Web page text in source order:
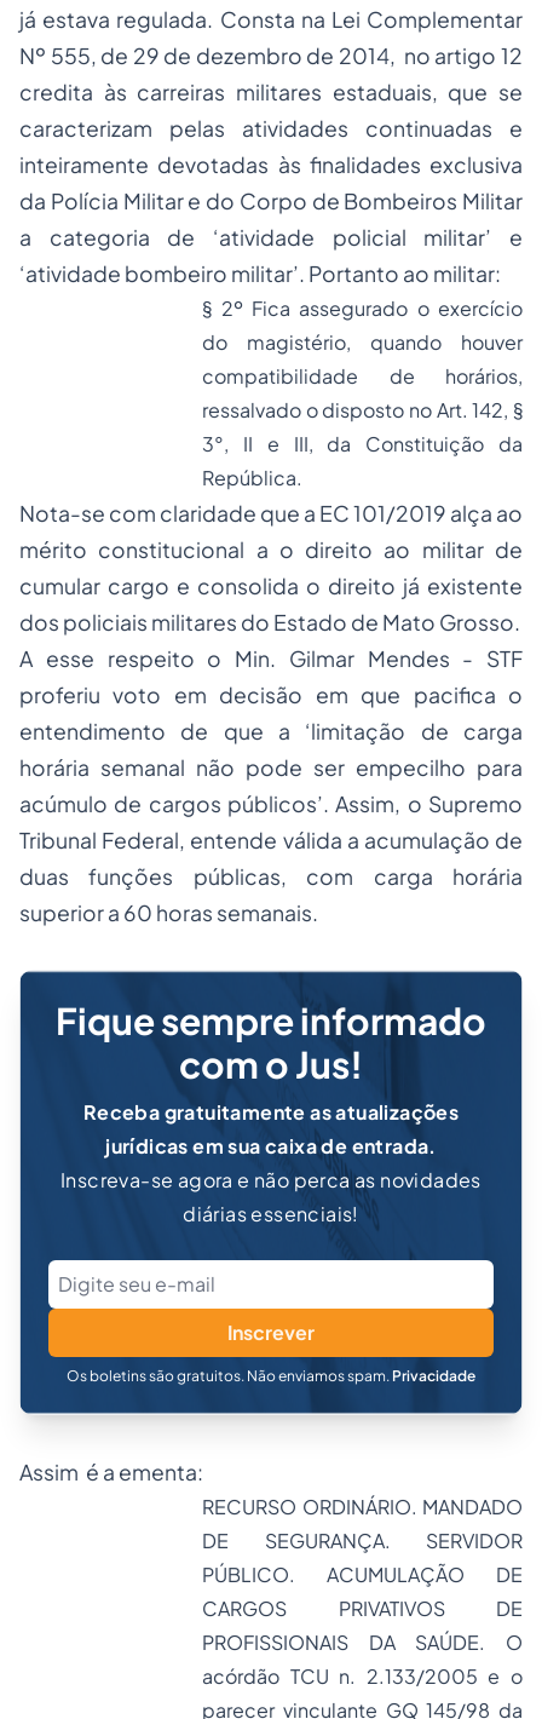
já estava regulada. Consta na Lei Complementar
Nº 555, de 29 de dezembro de 2014, no artigo 12
credita às carreiras militares estaduais, que se
caracterizam pelas atividades continuadas e
inteiramente devotadas às finalidades exclusiva
da Polícia Militar e do Corpo de Bombeiros Militar
a categoria de ‘atividade policial militar’ e
‘atividade bombeiro militar’. Portanto ao militar:
§ 2º Fica assegurado o exercício
do magistério, quando houver
compatibilidade de horários,
ressalvado o disposto no Art. 142, §
3°, II e III, da Constituição da
República.
Nota-se com claridade que a EC 101/2019 alça ao
mérito constitucional a o direito ao militar de
cumular cargo e consolida o direito já existente
dos policiais militares do Estado de Mato Grosso.
A esse respeito o Min. Gilmar Mendes - STF
proferiu voto em decisão em que pacifica o
entendimento de que a ‘limitação de carga
horária semanal não pode ser empecilho para
acúmulo de cargos públicos’. Assim, o Supremo
Tribunal Federal, entende válida a acumulação de
duas funções públicas, com carga horária
superior a 60 horas semanais.
Fique sempre informado
com o Jus!
Receba gratuitamente as atualizações
jurídicas em sua caixa de entrada.
Inscreva-se agora e não perca as novidades
diárias essenciais!
Inscrever
Os boletins são gratuitos. Não enviamos spam. Privacidade
Assim é a ementa:
RECURSO ORDINÁRIO. MANDADO
DE SEGURANÇA. SERVIDOR
PÚBLICO. ACUMULAÇÃO DE
CARGOS PRIVATIVOS DE
PROFISSIONAIS DA SAÚDE. O
acórdão TCU n. 2.133/2005 e o
parecer vinculante GQ 145/98 da